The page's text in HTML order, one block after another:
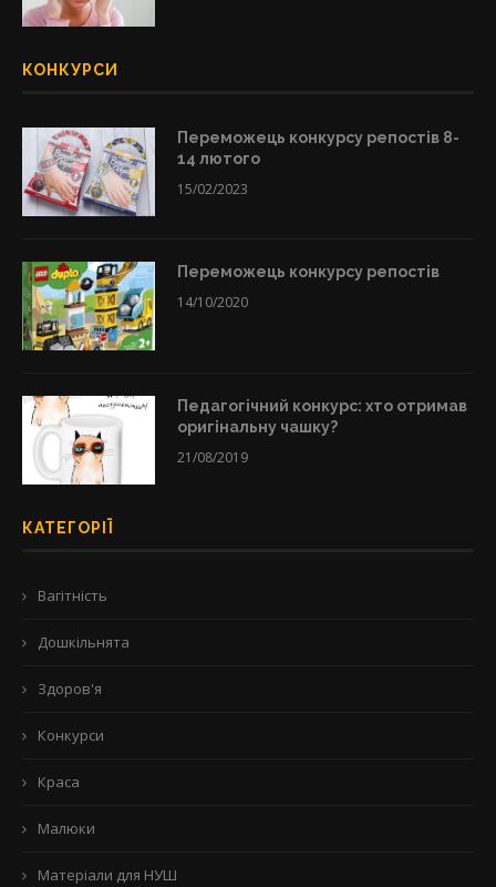
КОНКУРСИ
Переможець конкурсу репостів 8-
14 лютого
15/02/2023
Переможець конкурсу репостів
14/10/2020
Педагогічний конкурс: хто отримав
оригінальну чашку?
21/08/2019
КАТЕГОРІЇ
Вагітність
Дошкільнята
Здоров'я
Конкурси
Краса
Малюки
Матеріали для НУШ